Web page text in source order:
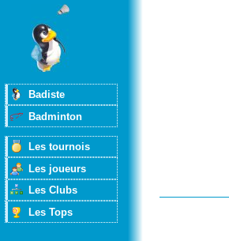
Badiste
Badminton
Les tournois
Les joueurs
Les Clubs
Les Tops